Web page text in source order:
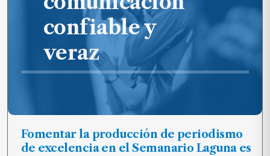
confiable y
veraz
Fomentar la producción de periodismo
de excelencia en el Semanario Laguna es